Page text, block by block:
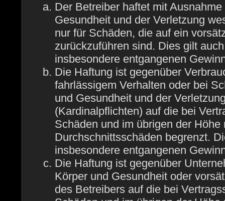
Der Betreiber haftet mit
Gesundheit und der Verletzung
nur für Schäden, die auf ein
zurückzuführen sind. Dies gilt
insbesondere entgangenen
Die Haftung ist gegenüber
fahrlässigem Verhalten oder bei
und Gesundheit und der
(Kardinalpflichten) auf die bei
Schäden und im übrigen der
Durchschnittsschäden begrenzt.
insbesondere entgangenen
Die Haftung ist gegenüber
Körper und Gesundheit oder
des Betreibers auf die bei